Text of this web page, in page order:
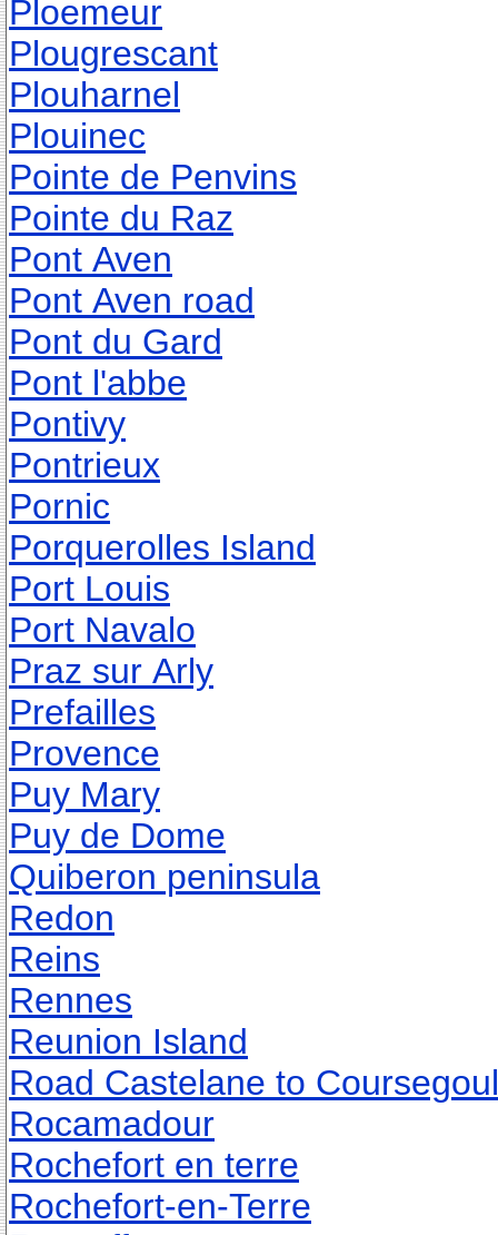
Ploemeur
Plougrescant
Plouharnel
Plouinec
Pointe de Penvins
Pointe du Raz
Pont Aven
Pont Aven road
Pont du Gard
Pont l'abbe
Pontivy
Pontrieux
Pornic
Porquerolles Island
Port Louis
Port Navalo
Praz sur Arly
Prefailles
Provence
Puy Mary
Puy de Dome
Quiberon peninsula
Redon
Reins
Rennes
Reunion Island
Road Castelane to
Rocamadour
Rochefort en terre
Rochefort-en-Terre